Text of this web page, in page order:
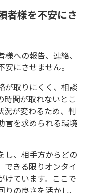
者様を不安にさ
への報告、連絡、
にさせません。
が取りにくく、相談
時間が取れないとこ
況が変わるため、判
言を求められる環境
し、相手方からどの
できる限りオンタイ
けています。ここで
の良さを活かし、